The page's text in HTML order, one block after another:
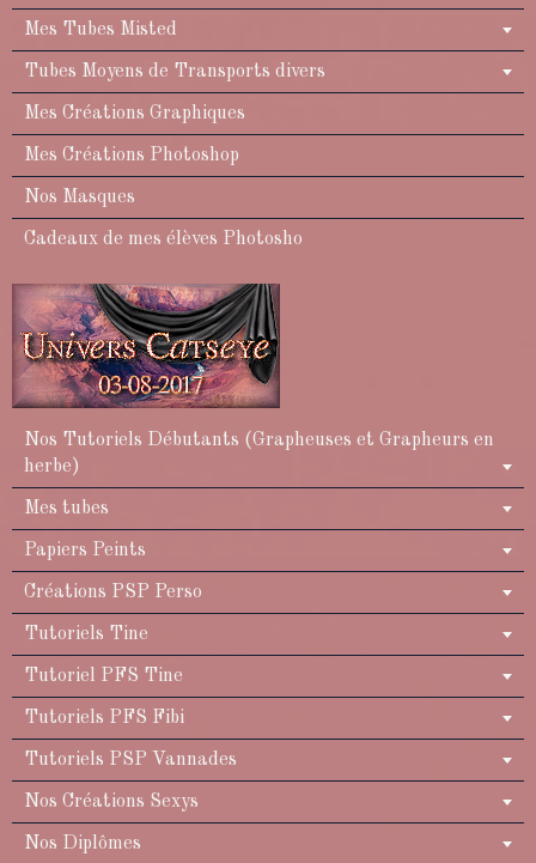
Mes Tubes Misted
Tubes Moyens de Transports divers
Mes Créations Graphiques
Mes Créations Photoshop
Nos Masques
Cadeaux de mes élèves Photosho
Nos Tutoriels Débutants (Grapheuses et Grapheurs en
herbe)
Mes tubes
Papiers Peints
Créations PSP Perso
Tutoriels Tine
Tutoriel PFS Tine
Tutoriels PFS Fibi
Tutoriels PSP Vannades
Nos Créations Sexys
Nos Diplômes